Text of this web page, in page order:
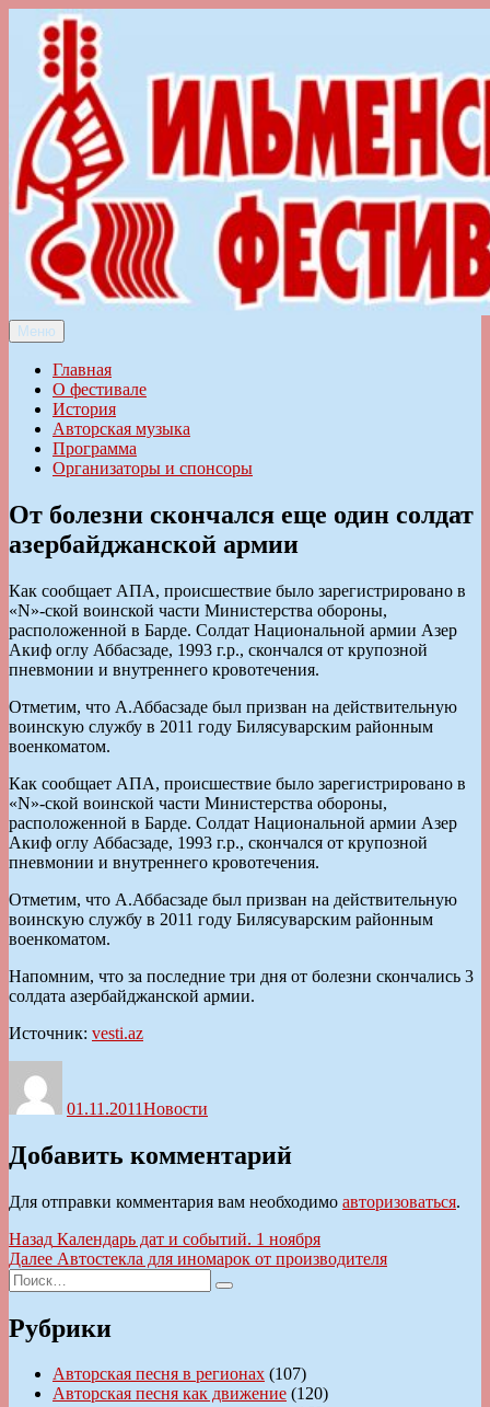
Перейти
содержимому
Ильменский фестиваль авторской песни
Меню
Главная
О фестивале
История
Авторская музыка
Программа
Организаторы и спонсоры
От болезни скончался еще один солдат
азербайджанской армии
Как сообщает АПА, происшествие было зарегистрировано в
«N»-ской воинской части Министерства обороны,
расположенной в Барде. Солдат Национальной армии Азер
Акиф оглу Аббасзаде, 1993 г.р., скончался от крупозной
пневмонии и внутреннего кровотечения.
Отметим, что А.Аббасзаде был призван на действительную
воинскую службу в 2011 году Билясуварским районным
военкоматом.
Как сообщает АПА, происшествие было зарегистрировано в
«N»-ской воинской части Министерства обороны,
расположенной в Барде. Солдат Национальной армии Азер
Акиф оглу Аббасзаде, 1993 г.р., скончался от крупозной
пневмонии и внутреннего кровотечения.
Отметим, что А.Аббасзаде был призван на действительную
воинскую службу в 2011 году Билясуварским районным
военкоматом.
Напомним, что за последние три дня от болезни скончались 3
солдата азербайджанской армии.
Источник: vesti.az
01.11.2011Новости
Добавить комментарий
Для отправки комментария вам необходимо авторизоваться.
Навигация
по
записям
Назад Предыдущая
запись:
Календарь дат и событий. 1 ноября
Далее Следующая
Автостекла для иномарок от производителя
Искать:
Поиск
Рубрики
Авторская песня в регионах (107)
Авторская песня как движение (120)